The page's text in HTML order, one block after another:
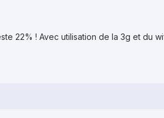
22% ! Avec utilisation de la 3g et du